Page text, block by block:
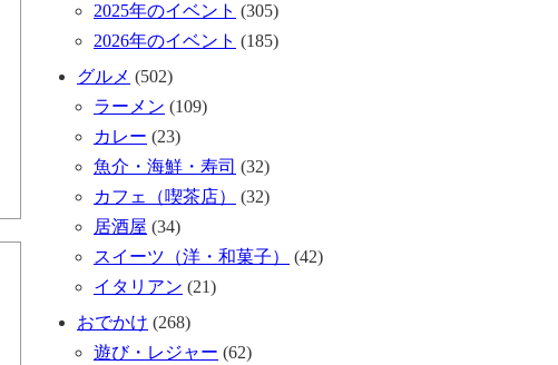
2025年のイベント (305)
2026年のイベント (185)
グルメ (502)
ラーメン (109)
カレー (23)
魚介・海鮮・寿司 (32)
カフェ（喫茶店）
(32)
居酒屋 (34)
スイーツ（洋・和菓子）
(42)
イタリアン (21)
おでかけ (268)
遊び・レジャー (62)